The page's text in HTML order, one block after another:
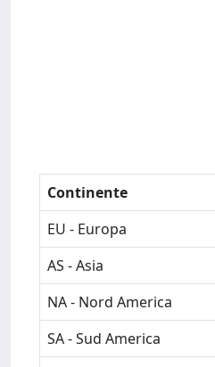
Continente
EU - Europa
AS - Asia
NA - Nord America
SA - Sud America